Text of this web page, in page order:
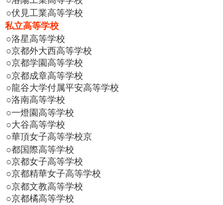
○伏見工業高等学校
私立高等学校
○洛星高等学校
○京都外大西高等学校
○京都学園高等学校
○京都成章高等学校
○龍谷大学付属平安高等学校
○洛南高等学校
○一燈園高等学校
○大谷高等学校
○華頂女子高等学校京
○都国際高等学校
○京都女子高等学校
○京都精華女子高等学校
○京都文教高等学校
○京都橘高等学校